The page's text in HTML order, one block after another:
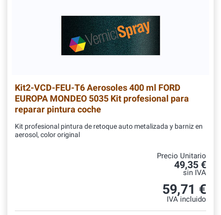
Kit2-VCD-FEU-T6Aerosoles 400 ml FORD
EUROPA MONDEO 5035 Kit profesional para
reparar pintura coche
Kit profesional pintura de retoque auto metalizada y barniz en
aerosol, color original
Precio Unitario
49,35 €
sin IVA
59,71 €
IVA incluido